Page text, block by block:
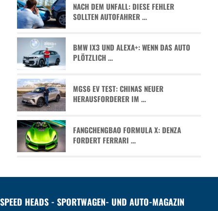
NACH DEM UNFALL: DIESE FEHLER
SOLLTEN AUTOFAHRER …
BMW IX3 UND ALEXA+: WENN DAS AUTO
PLÖTZLICH …
MGS6 EV TEST: CHINAS NEUER
HERAUSFORDERER IM …
FANGCHENGBAO FORMULA X: DENZA
FORDERT FERRARI …
SPEED HEADS - SPORTWAGEN- UND AUTO-MAGAZIN